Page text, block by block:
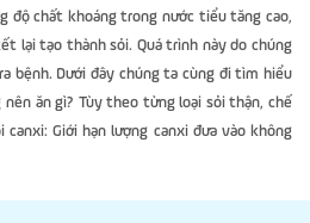
độ chất khoáng trong nước tiểu tăng cao,
lại tạo thành sỏi. Quá trình này do chúng
bệnh. Dưới đây chúng ta cùng đi tìm hiểu
ăn gì? Tùy theo từng loại sỏi thận, chế
canxi: Giới hạn lượng canxi đưa vào không